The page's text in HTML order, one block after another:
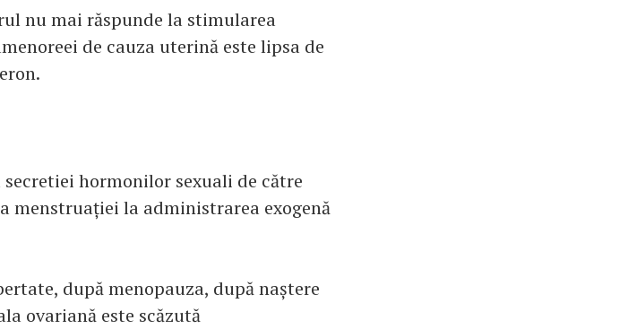
nu mai răspunde la stimularea
de cauza uterină este lipsa de
hormonilor sexuali de către
menstruației la administrarea exogenă
după menopauza, după naștere
ovariană este scăzută